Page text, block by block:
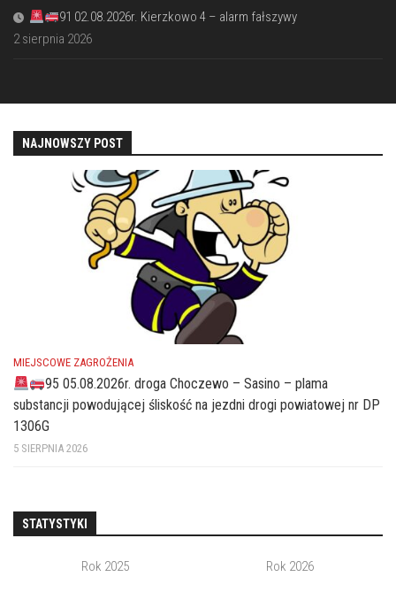
91 02.08.2026r. Kierzkowo 4 – alarm fałszywy
2 sierpnia 2026
NAJNOWSZY POST
MIEJSCOWE ZAGROŻENIA
95 05.08.2026r. droga Choczewo – Sasino – plama
substancji powodującej śliskość na jezdni drogi powiatowej nr DP
1306G
5 SIERPNIA 2026
STATYSTYKI
Rok 2025 Rok 2026